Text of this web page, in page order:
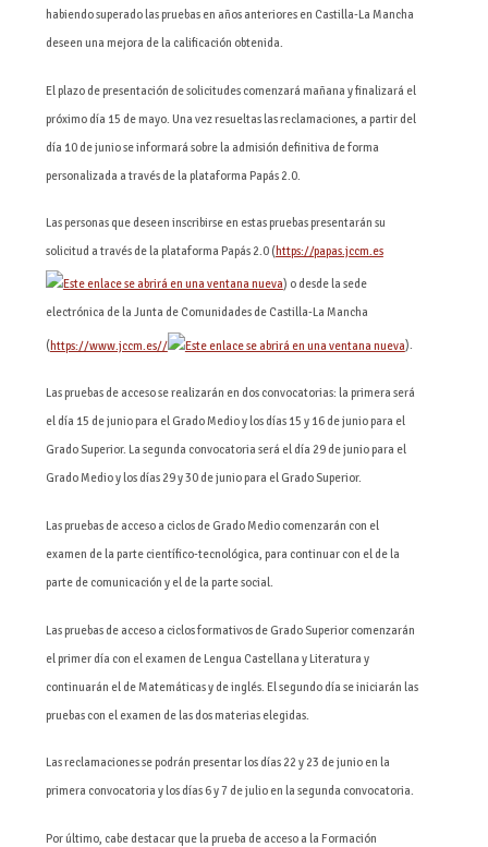
habiendo superado las pruebas en años anteriores en Castilla-La Mancha
deseen una mejora de la calificación obtenida.
El plazo de presentación de solicitudes comenzará mañana y finalizará el
próximo día 15 de mayo. Una vez resueltas las reclamaciones, a partir del
día 10 de junio se informará sobre la admisión definitiva de forma
personalizada a través de la plataforma Papás 2.0.
Las personas que deseen inscribirse en estas pruebas presentarán su
solicitud a través de la plataforma Papás 2.0 ( https://papas.jccm.es
) o desde la sede
electrónica de la Junta de Comunidades de Castilla-La Mancha
(https://www.jccm.es// ).
Las pruebas de acceso se realizarán en dos convocatorias: la primera será
el día 15 de junio para el Grado Medio y los días 15 y 16 de junio para el
Grado Superior. La segunda convocatoria será el día 29 de junio para el
Grado Medio y los días 29 y 30 de junio para el Grado Superior.
Las pruebas de acceso a ciclos de Grado Medio comenzarán con el
examen de la parte científico-tecnológica, para continuar con el de la
parte de comunicación y el de la parte social.
Las pruebas de acceso a ciclos formativos de Grado Superior comenzarán
el primer día con el examen de Lengua Castellana y Literatura y
continuarán el de Matemáticas y de inglés. El segundo día se iniciarán las
pruebas con el examen de las dos materias elegidas.
Las reclamaciones se podrán presentar los días 22 y 23 de junio en la
primera convocatoria y los días 6 y 7 de julio en la segunda convocatoria.
Por último, cabe destacar que la prueba de acceso a la Formación